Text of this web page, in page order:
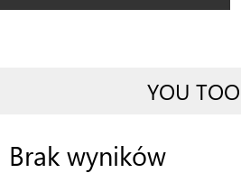
YOU
Brak wyników